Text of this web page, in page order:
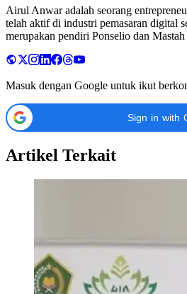
Airul Anwar adalah seorang
telah aktif di industri pemasaran digital
merupakan pendiri Ponselio dan
Masuk dengan Google untuk ikut
Sign in with
Artikel Terkait